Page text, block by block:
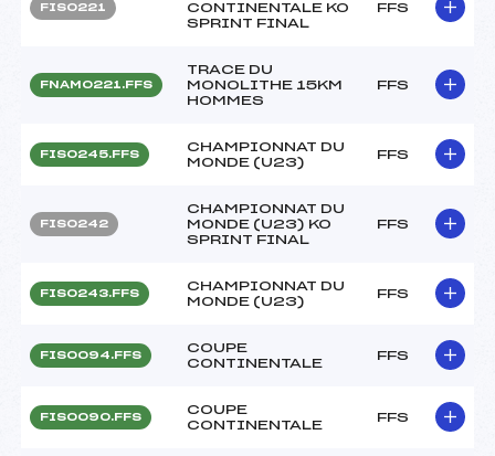
FIS0221
CONTINENTALE KO
SPRINT FINAL
FFS
FNAM0221.FFS
TRACE DU
MONOLITHE 15KM
HOMMES
FFS
FIS0245.FFS
CHAMPIONNAT DU
MONDE (U23)
FFS
FIS0242
CHAMPIONNAT DU
MONDE (U23) KO
SPRINT FINAL
FFS
FIS0243.FFS
CHAMPIONNAT DU
MONDE (U23)
FFS
FIS0094.FFS
COUPE
CONTINENTALE
FFS
FIS0090.FFS
COUPE
CONTINENTALE
FFS